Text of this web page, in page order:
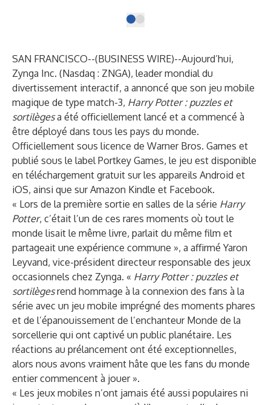
SAN FRANCISCO--(BUSINESS WIRE)--Aujourd’hui,
Zynga Inc. (Nasdaq : ZNGA), leader mondial du
divertissement interactif, a annoncé que son jeu mobile
magique de type match-3, Harry Potter : puzzles et
sortilègesa été officiellement lancé et a commencé à
être déployé dans tous les pays du monde.
Officiellement sous licence de Warner Bros. Games et
publié sous le label Portkey Games, le jeu est disponible
en téléchargement gratuit sur les appareils Android et
iOS, ainsi que sur Amazon Kindle et Facebook.
« Lors de la première sortie en salles de la série Harry
Potter, c’était l’un de ces rares moments où tout le
monde lisait le même livre, parlait du même film et
partageait une expérience commune », a affirmé Yaron
Leyvand, vice-président directeur responsable des jeux
occasionnels chez Zynga. « Harry Potter : puzzles et
sortilègesrend hommage à la connexion des fans à la
série avec un jeu mobile imprégné des moments phares
et de l’épanouissement de l’enchanteur Monde de la
sorcellerie qui ont captivé un public planétaire. Les
réactions au prélancement ont été exceptionnelles,
alors nous avons vraiment hâte que les fans du monde
entier commencent à jouer ».
« Les jeux mobiles n’ont jamais été aussi populaires ni